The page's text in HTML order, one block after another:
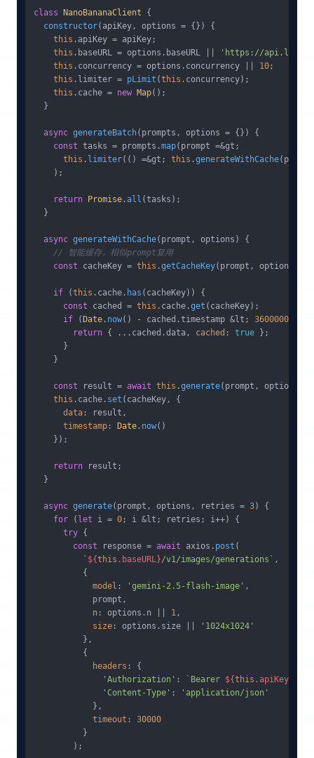
class NanoBananaClient {
constructor( apiKey, options = {} ) {
this . apiKey = apiKey;
this . baseURL = options. baseURL
'https://
this . concurrency = options. concurrency 10 ;
this . limiter = pLimit (this . concurrency);
this . cache = new Map();
  }
async generateBatch( prompts, options = {} ) {
const tasks = prompts.map(prompt =&gt;
this . limiter(() =&gt; this .generateWithCache
    );
return Promise .all (tasks);
  }
async generateWithCache( prompt, options ) {
// 智能缓存，相似prompt复用
const cacheKey = this .getCacheKey(prompt, options);
if (this . cache . has (cacheKey)) {
const cached = this . cache .get (cacheKey);
if (Date . now() - cached.timestamp &lt; 3600000
return { ...cached.data , cached : true };
      }
    }
const result = await this .generate(prompt, options);
this . cache . set (cacheKey, {
data : result,
timestamp : Date . now()
    });
return result;
  }
async generate( prompt, options, retries = 3) {
for ( let i = 0 ; i &lt; retries; i++) {
try {
const response = await axios. post (
` ${this .baseURL}/v1/images/generations` ,
          {
model : 'gemini-2.5-flash-image' ,
            prompt,
n : options. n 1 ,
size : options. size
'1024x1024'
          },
          {
headers : {
'Authorization' : `Bearer ${this .apiKey}
'Content-Type' :
'application/json'
            },
timeout : 30000
          }
        );